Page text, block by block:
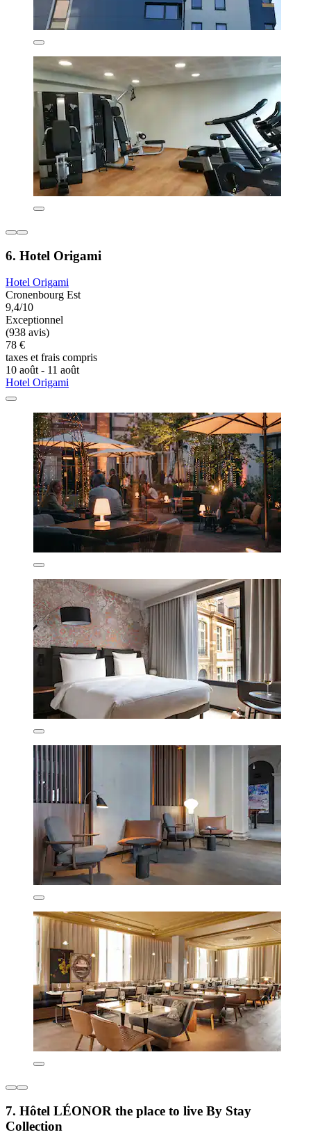
6. Hotel Origami
Hotel Origami
Cronenbourg Est
9,4/10
Exceptionnel
(938 avis)
78 €
taxes et frais compris
10 août - 11 août
Hotel Origami
7. Hôtel LÉONOR the place to live By Stay
Collection